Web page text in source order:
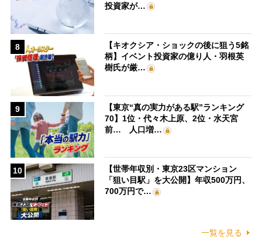
投資家が…
8
【キオクシア・ショックの後に狙う5銘
柄】イベント投資家の億り人・羽根英
樹氏が厳…
9
【東京“真の実力がある駅”ランキング
70】1位・代々木上原、2位・水天宮
前… 人口増…
10
【世帯年収別・東京23区マンション
「狙い目駅」を大公開】年収500万円、
700万円で…
一覧を見る